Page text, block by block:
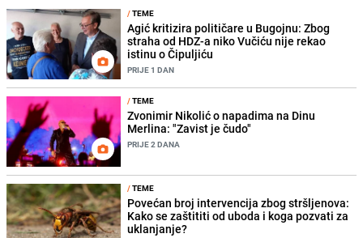
/TEME
Agić kritizira političare u Bugojnu: Zbog
straha od HDZ-a niko Vučiću nije rekao
istinu o Čipuljiću
PRIJE 1 DAN
/TEME
Zvonimir Nikolić o napadima na Dinu
Merlina: "Zavist je čudo"
PRIJE 2 DANA
/TEME
Povećan broj intervencija zbog stršljenova:
Kako se zaštititi od uboda i koga pozvati za
uklanjanje?